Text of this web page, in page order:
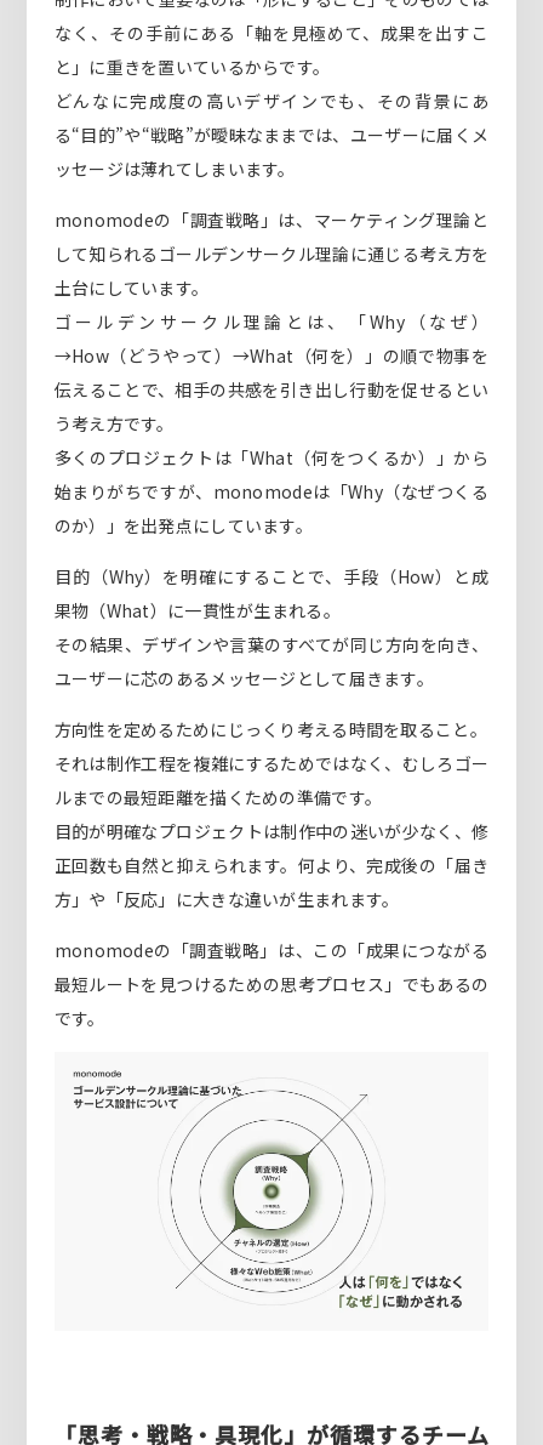
なく、その手前にある「軸を見極めて、成果を出すこ
と」に重きを置いているからです。
どんなに完成度の高いデザインでも、その背景にあ
る“目的”や“戦略”が曖昧なままでは、ユーザーに届くメ
ッセージは薄れてしまいます。
monomodeの「調査戦略」は、マーケティング理論と
して知られるゴールデンサークル理論に通じる考え方を
土台にしています。
ゴールデンサークル理論とは、「Why（なぜ）
→How（どうやって）→What（何を）」の順で物事を
伝えることで、相手の共感を引き出し行動を促せるとい
う考え方です。
多くのプロジェクトは「What（何をつくるか）」から
始まりがちですが、monomodeは「Why（なぜつくる
のか）」を出発点にしています。
目的（Why）を明確にすることで、手段（How）と成
果物（What）に一貫性が生まれる。
その結果、デザインや言葉のすべてが同じ方向を向き、
ユーザーに芯のあるメッセージとして届きます。
方向性を定めるためにじっくり考える時間を取ること。
それは制作工程を複雑にするためではなく、むしろゴー
ルまでの最短距離を描くための準備です。
目的が明確なプロジェクトは制作中の迷いが少なく、修
正回数も自然と抑えられます。何より、完成後の「届き
方」や「反応」に大きな違いが生まれます。
monomodeの「調査戦略」は、この「成果につながる
最短ルートを見つけるための思考プロセス」でもあるの
です。
「思考・戦略・具現化」が循環するチーム